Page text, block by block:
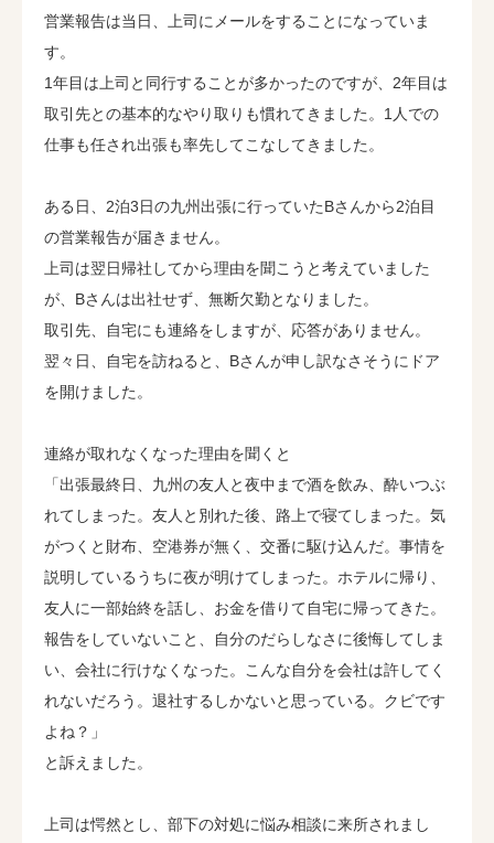
営業報告は当日、上司にメールをすることになっていま
す。
1年目は上司と同行することが多かったのですが、2年目は
取引先との基本的なやり取りも慣れてきました。1人での
仕事も任され出張も率先してこなしてきました。
ある日、2泊3日の九州出張に行っていたBさんから2泊目
の営業報告が届きません。
上司は翌日帰社してから理由を聞こうと考えていました
が、Bさんは出社せず、無断欠勤となりました。
取引先、自宅にも連絡をしますが、応答がありません。
翌々日、自宅を訪ねると、Bさんが申し訳なさそうにドア
を開けました。
連絡が取れなくなった理由を聞くと
「出張最終日、九州の友人と夜中まで酒を飲み、酔いつぶ
れてしまった。友人と別れた後、路上で寝てしまった。気
がつくと財布、空港券が無く、交番に駆け込んだ。事情を
説明しているうちに夜が明けてしまった。ホテルに帰り、
友人に一部始終を話し、お金を借りて自宅に帰ってきた。
報告をしていないこと、自分のだらしなさに後悔してしま
い、会社に行けなくなった。こんな自分を会社は許してく
れないだろう。退社するしかないと思っている。クビです
よね？」
と訴えました。
上司は愕然とし、部下の対処に悩み相談に来所されまし